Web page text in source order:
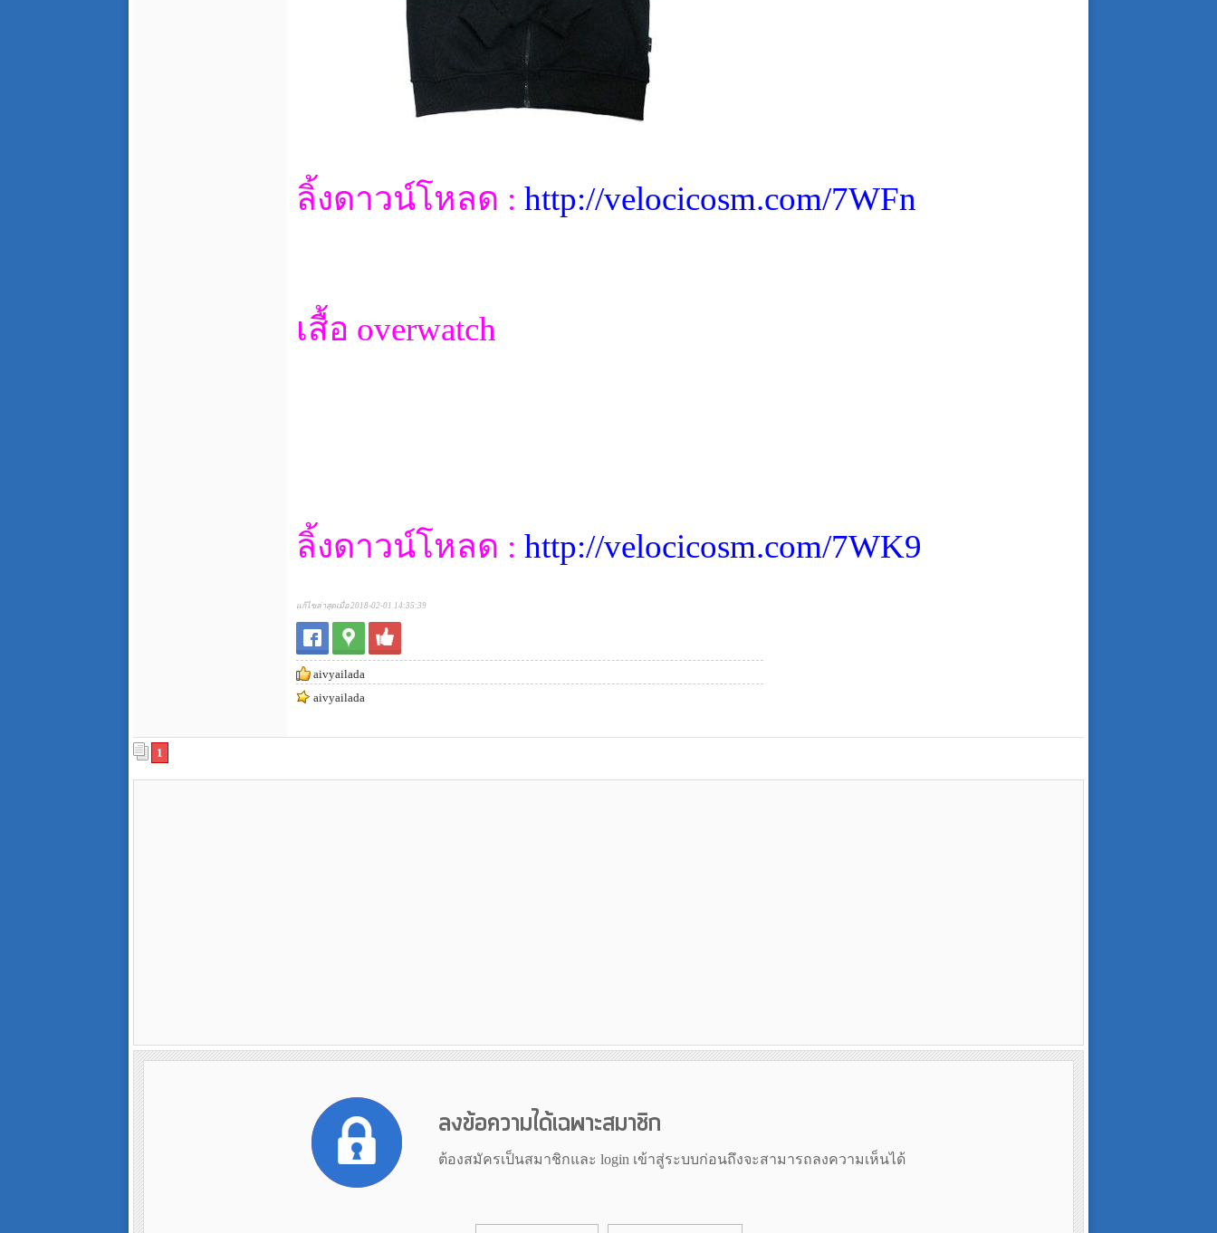
ลิ้งดาวน์โหลด : http://velocicosm.com/7WFn
เสื้อ overwatch
ลิ้งดาวน์โหลด : http://velocicosm.com/7WK9
แก้ไขล่าสุดเมื่อ 2018-02-01 14:35:39
aivyailada
aivyailada
1
ลงข้อความได้เฉพาะสมาชิก
ต้องสมัครเป็นสมาชิกและ login เข้าสู่ระบบก่อนถึงจะสามารถลงความเห็นได้